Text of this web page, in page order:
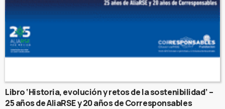
Libro ‘Historia, evolución y retos de la sostenibilidad’ –
25 años de AliaRSE y 20 años de Corresponsables